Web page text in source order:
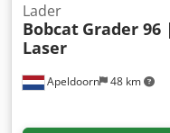
Apeldoorn 48 km
Lader
Bobcat Grader 96
Laser